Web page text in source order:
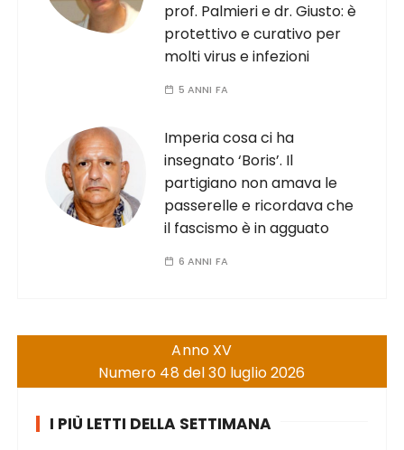
prof. Palmieri e dr. Giusto: è
protettivo e curativo per
molti virus e infezioni
5 ANNI FA
Imperia cosa ci ha
insegnato ‘Boris’. Il
partigiano non amava le
passerelle e ricordava che
il fascismo è in agguato
6 ANNI FA
Anno XV
Numero 48 del 30 luglio 2026
I PIÙ LETTI DELLA SETTIMANA